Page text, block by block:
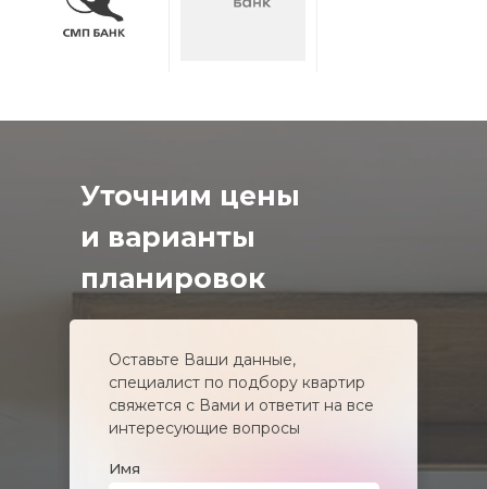
Уточним цены
и варианты
планировок
Имя
Оставьте Ваши данные,
специалист по подбору квартир
свяжется с Вами и ответит на все
интересующие вопросы